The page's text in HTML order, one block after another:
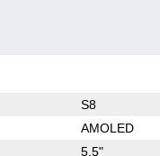
S8
AMOLED
5.5"